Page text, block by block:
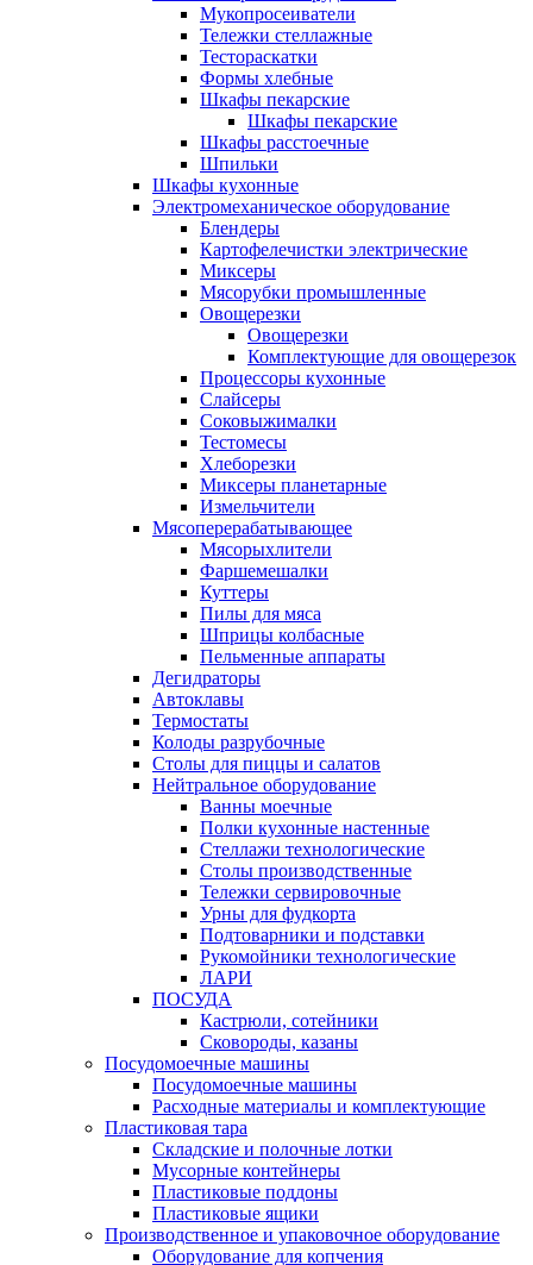
Мукопросеиватели
Тележки стеллажные
Тестораскатки
Формы хлебные
Шкафы пекарские
Шкафы пекарские
Шкафы расстоечные
Шпильки
Шкафы кухонные
Электромеханическое оборудование
Блендеры
Картофелечистки электрические
Миксеры
Мясорубки промышленные
Овощерезки
Овощерезки
Комплектующие для овощерезок
Процессоры кухонные
Слайсеры
Соковыжималки
Тестомесы
Хлеборезки
Миксеры планетарные
Измельчители
Мясоперерабатывающее
Мясорыхлители
Фаршемешалки
Куттеры
Пилы для мяса
Шприцы колбасные
Пельменные аппараты
Дегидраторы
Автоклавы
Термостаты
Колоды разрубочные
Столы для пиццы и салатов
Нейтральное оборудование
Ванны моечные
Полки кухонные настенные
Стеллажи технологические
Столы производственные
Тележки сервировочные
Урны для фудкорта
Подтоварники и подставки
Рукомойники технологические
ЛАРИ
ПОСУДА
Кастрюли, сотейники
Сковороды, казаны
Посудомоечные машины
Посудомоечные машины
Расходные материалы и комплектующие
Пластиковая тара
Складские и полочные лотки
Мусорные контейнеры
Пластиковые поддоны
Пластиковые ящики
Производственное и упаковочное оборудование
Оборудование для копчения